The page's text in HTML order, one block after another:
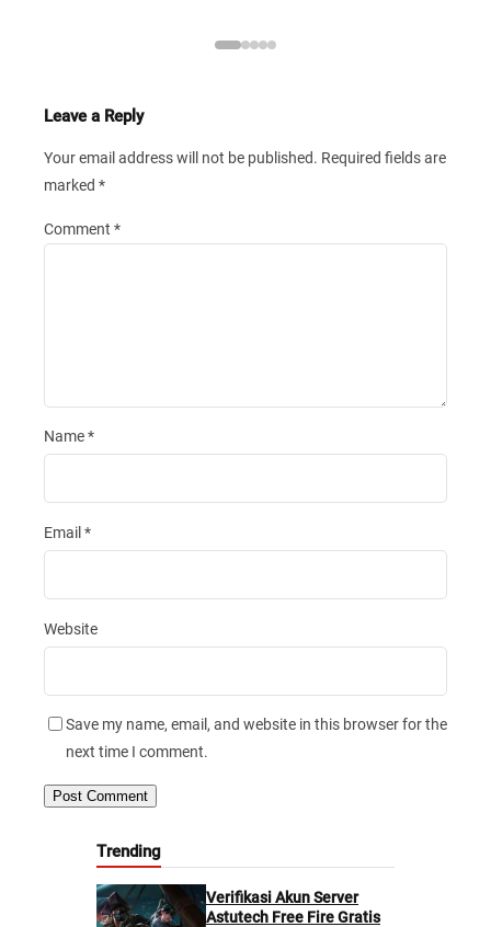
Leave a Reply
Your email address will not be published. Required fields are
marked *
Comment *
Name*
Email *
Website
Save my name, email, and website in this browser for the
next time I comment.
Trending
Verifikasi Akun Server
Astutech Free Fire Gratis